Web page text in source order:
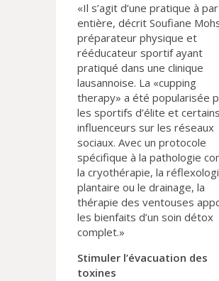
«Il s’agit d’une pratique à
entière, décrit Soufiane
préparateur physique et
rééducateur sportif ayant
pratiqué dans une clinique
lausannoise. La «cupping
therapy» a été popularisée
les sportifs d’élite et certains
influenceurs sur les réseaux
sociaux. Avec un protocole
spécifique à la pathologie
la cryothérapie, la
plantaire ou le drainage, la
thérapie des ventouses
les bienfaits d’un soin détox
complet.»
Stimuler l’évacuation des
toxines